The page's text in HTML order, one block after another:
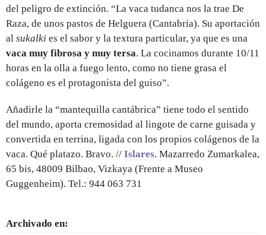
del peligro de extinción. “La vaca tudanca nos la trae De
Raza, de unos pastos de Helguera (Cantabria). Su aportación
al sukalki es el sabor y la textura particular, ya que es una
vaca muy fibrosa y muy tersa. La cocinamos durante 10/11
horas en la olla a fuego lento, como no tiene grasa el
colágeno es el protagonista del guiso”.
Añadirle la “mantequilla cantábrica” tiene todo el sentido
del mundo, aporta cremosidad al lingote de carne guisada y
convertida en terrina, ligada con los propios colágenos de la
vaca. Qué platazo. Bravo. // Islares. Mazarredo Zumarkalea,
65 bis, 48009 Bilbao, Vizkaya (Frente a Museo
Guggenheim). Tel.: 944 063 731
Archivado en: